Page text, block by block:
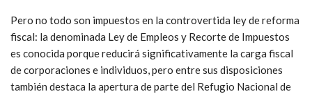
Pero no todo son impuestos en la controvertida ley de reforma
fiscal: la denominada Ley de Empleos y Recorte de Impuestos
es conocida porque reducirá significativamente la carga fiscal
de corporaciones e individuos, pero entre sus disposiciones
también destaca la apertura de parte del Refugio Nacional de